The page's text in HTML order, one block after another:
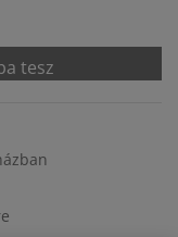
tesz